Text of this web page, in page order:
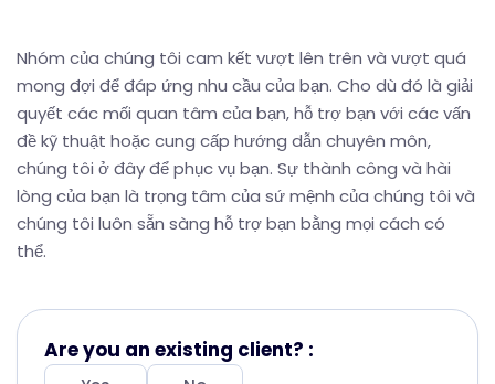
Nhóm của chúng tôi cam kết vượt lên trên và vượt quá
mong đợi để đáp ứng nhu cầu của bạn. Cho dù đó là giải
quyết các mối quan tâm của bạn, hỗ trợ bạn với các vấn
đề kỹ thuật hoặc cung cấp hướng dẫn chuyên môn,
chúng tôi ở đây để phục vụ bạn. Sự thành công và hài
lòng của bạn là trọng tâm của sứ mệnh của chúng tôi và
chúng tôi luôn sẵn sàng hỗ trợ bạn bằng mọi cách có
thể.
Are you an existing client? :